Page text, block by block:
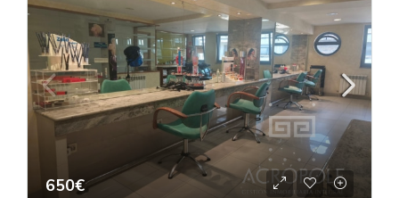
650€